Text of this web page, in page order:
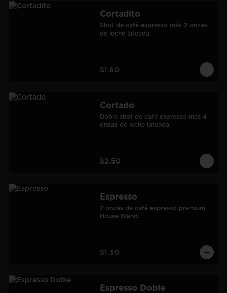
Cortadito
Shot de café espresso más 2 onzas
de leche lateada.
$1.60
Cortado
Doble shot de café espresso más 4
onzas de leche lateada.
$2.50
Espresso
2 onzas de café espresso premium
House Blend.
$1.30
Espresso Doble